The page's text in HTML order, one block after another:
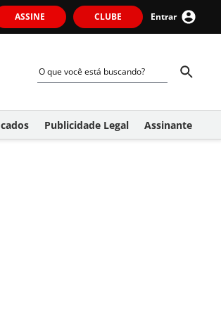
ASSINE CLUBE Entrar
Publicidade Legal Assinante